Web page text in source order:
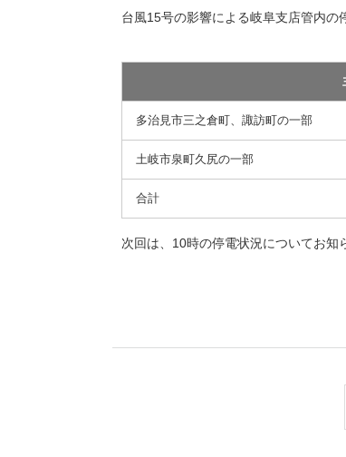
台風15号の影響による岐阜支店管内の
多治見市三之倉町、諏訪町の一部
土岐市泉町久尻の一部
合計
次回は、10時の停電状況についてお知